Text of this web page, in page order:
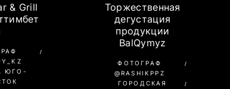
& Grill
ЮГО-
Торжественная
дегустация
продукции
BalQymyz
ФОТОГРАФ
@RASHIKPPZ
ГОРОДСКАЯ